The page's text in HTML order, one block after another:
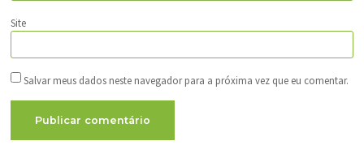
Site
Salvar meus dados neste navegador para a próxima vez que eu comentar.